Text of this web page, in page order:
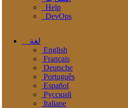
Help
DevOps
لغة
English
Français
Deutsche
Português
Español
Pусский
Italiane